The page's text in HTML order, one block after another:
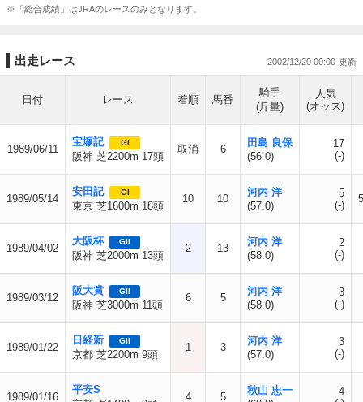
※「総合成績」はJRAのレースのみとなります。
出走レース 2002/12/20 00:00
日付 レース 着順 馬番
騎手
(斤量)
人気
(オッズ)
1989/06/11
宝塚記 GI
阪神 芝2200m 17頭
取消 6
田島 良保
(56.0)
17
(-)
1989/05/14
安田記 GI
東京 芝1600m 18頭
10 10
河内 洋
(57.0)
5
(-)
1989/04/02
大阪杯 GII
阪神 芝2000m 13頭
2 13
河内 洋
(58.0)
2
(-)
1989/03/12
阪大賞 GII
阪神 芝3000m 11頭
6 5
河内 洋
(58.0)
3
(-)
1989/01/22
日経新 GII
京都 芝2200m 9頭
1 3
河内 洋
(57.0)
3
(-)
1989/01/16
平安S
4 5
秋山 忠一
4